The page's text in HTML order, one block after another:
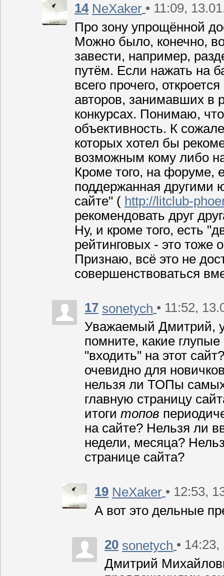
14 NeXaker • 11:09,
Про зону упрощённой
Можно было, конечно,
завести, например,
путём. Если нажать на
всего прочего,
авторов, занимавших в
конкурсах. Понимаю, что
объективность. К
которых хотел бы
возможным кому либо
Кроме того, на форуме,
поддержанная другими
сайте" ( http://litclub-
рекомендовать друг
Ну, и кроме того, есть
рейтинговых - это тоже
Признаю, всё это не
совершенствоваться
17 sonetych • 11:52,
Уважаемый Дмитрий,
помните, какие
"входить" на этот
очевидно для
нельзя ли ТОПы самых
главную страницу
итоги топов
на сайте? Нельзя ли
недели, месяца?
странице сайта?
19 NeXaker • 12:53,
А вот это дельные
20 sonetych •
Дмитрий